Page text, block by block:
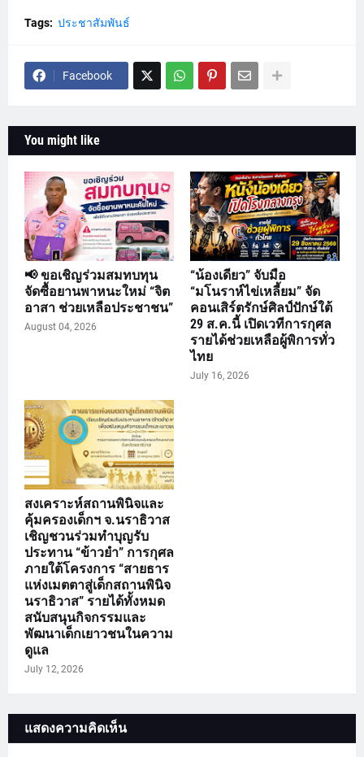
Tags: ประชาสัมพันธ์
Facebook
You might like
📢 ขอเชิญร่วมสมทบทุน
จัดซื้อยานพาหนะใหม่ “จิต
อาสา ช่วยเหลือประชาชน”
August 04, 2026
“น้องเดียว” จับมือ
“มโนราห์ไข่เหลี้ยม” จัด
คอนเสิร์ตรักษ์ศิลป์ปักษ์ใต้
29 ส.ค.นี้ เปิดเวทีการกุศล
รายได้ช่วยเหลือผู้พิการทั่ว
ไทย
July 16, 2026
สงเคราะห์สถานพินิจและ
คุ้มครองเด็กฯ จ.นราธิวาส
เชิญชวนร่วมทำบุญรับ
ประทาน “ข้าวยำ” การกุศล
ภายใต้โครงการ “สายธาร
แห่งเมตตาสู่เด็กสถานพินิจ
นราธิวาส” รายได้ทั้งหมด
สนับสนุนกิจกรรมและ
พัฒนาเด็กเยาวชนในความ
ดูแล
July 12, 2026
แสดงความคิดเห็น